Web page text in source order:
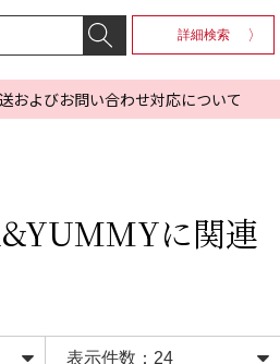
詳細検索
およびお問い合わせ対応について
に関連